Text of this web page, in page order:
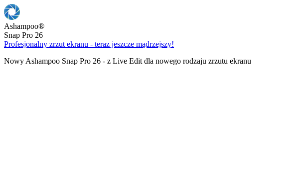
Ashampoo®
Snap Pro 26
Profesjonalny zrzut ekranu - teraz jeszcze mądrzejszy!
Nowy Ashampoo Snap Pro 26 - z Live Edit dla nowego rodzaju zrzutu ekranu